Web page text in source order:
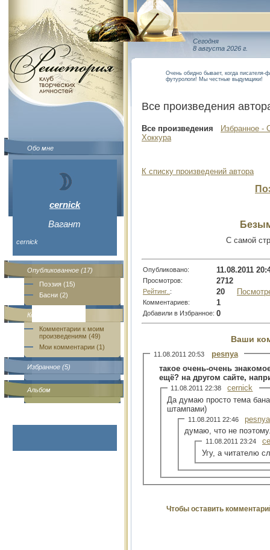
Обо мне
cernick
Вагант
cernick
Опубликованное (17)
Поэзия (15)
Басни (2)
Комментарии (50)
Комментарии к моим
произведениям (49)
Мои комментарии (1)
Избранное (5)
Альбом
Сегодня
8 августа 2026 г.
Очень обидно бывает, когда
футурологи! Мы честные выдумщики!
Все произведения
Все произведения
Избранное -
Хоккура
К списку произведений автора
С самой
Опубликовано: 11.08.2011
Просмотров: 2712
Рейтинг.. : 20
Комментариев: 1
Добавили в Избранное: 0
Ваши
11.08.2011 20:53
pesnya
такое очень-очень
ещё? на другом сайте,
11.08.2011 22:38
cernick
Да думаю просто тема
штампами)
11.08.2011 22:46
pesnya
думаю, что не
11.08.2011 23:24
Угу, а читателю
Чтобы оставить